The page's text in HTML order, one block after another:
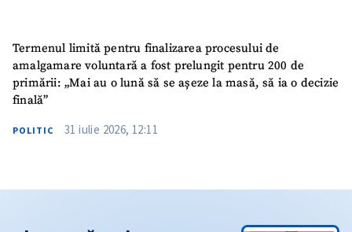
Termenul limită pentru finalizarea procesului de
amalgamare voluntară a fost prelungit pentru 200 de
primării: „Mai au o lună să se așeze la masă, să ia o decizie
finală”
POLITIC 31 iulie 2026, 12:11